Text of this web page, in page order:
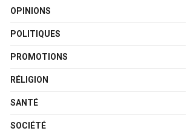
OPINIONS
POLITIQUES
PROMOTIONS
RÉLIGION
SANTÉ
SOCIÉTÉ